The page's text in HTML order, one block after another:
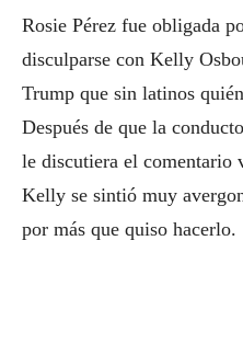
Rosie Pérez fue obligada
disculparse con Kelly
Trump que sin latinos
Después de que la
le discutiera el comentario
Kelly se sintió muy
por más que quiso hacerlo.